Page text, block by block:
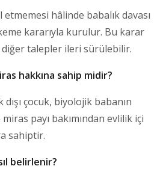
hâlinde babalık davası
kararıyla kurulur. Bu karar
diğer talepler ileri sürülebilir.
hakkına sahip midir?
çocuk, biyolojik babanın
payı bakımından evlilik içi
sahiptir.
belirlenir?